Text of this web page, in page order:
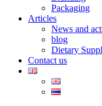
Packaging
Articles
News and
blog
Dietary
Contact us